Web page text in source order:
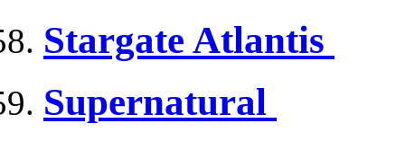
Stargate Atlantis
Supernatural